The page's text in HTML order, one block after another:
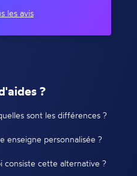
les avis
?
sont les différences ?
enseigne personnalisée ?
consiste cette alternative ?